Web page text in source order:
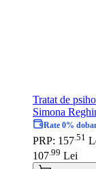
Tratat de
Simona
Rate 0%
PRP: 157 51
107 99 Lei